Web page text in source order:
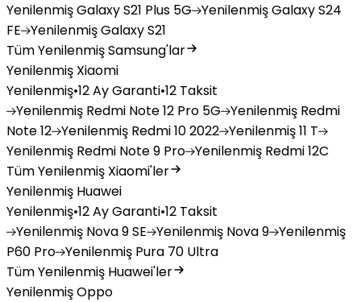
YenilenmişGalaxy S21 Plus 5G YenilenmişGalaxy S24
FE YenilenmişGalaxy S21
Tüm Yenilenmiş Samsung'lar
Yenilenmiş Xiaomi
Yenilenmiş•12 Ay Garanti•12 Taksit
Yenilenmiş Redmi Note 12 Pro 5G Yenilenmiş Redmi
Note 12 Yenilenmiş Redmi 10 2022 Yenilenmiş11 T
Yenilenmiş Redmi Note 9 Pro Yenilenmiş Redmi 12C
Tüm Yenilenmiş Xiaomi'ler
Yenilenmiş Huawei
Yenilenmiş•12 Ay Garanti•12 Taksit
Yenilenmiş Nova 9 SE Yenilenmiş Nova 9 Yenilenmiş
P60 Pro Yenilenmiş Pura 70 Ultra
Tüm Yenilenmiş Huawei'ler
Yenilenmiş Oppo